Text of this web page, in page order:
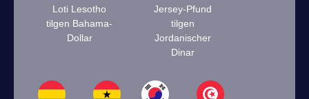
Loti Lesotho
tilgen Bahama-
Dollar
Jersey-Pfund
tilgen
Jordanischer
Dinar